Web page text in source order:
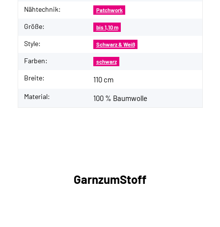
Nähtechnik: Patchwork
Größe: bis 1,10 m
Style: Schwarz & Weiß
Farben: schwarz
Breite: 110 cm
Material: 100 % Baumwolle
GarnzumStoff